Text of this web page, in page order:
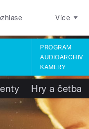
Více
PROGRAM
AUDIOARCHIV
KAMERY
Hry a četba